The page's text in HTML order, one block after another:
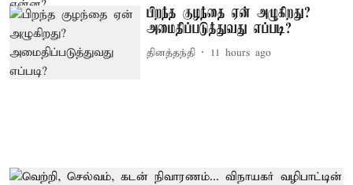
பிறந்த குழந்தை ஏன் அழுகிறது?
அமைதிப்படுத்துவது எப்படி?
தினத்தந்தி 11 hours ago